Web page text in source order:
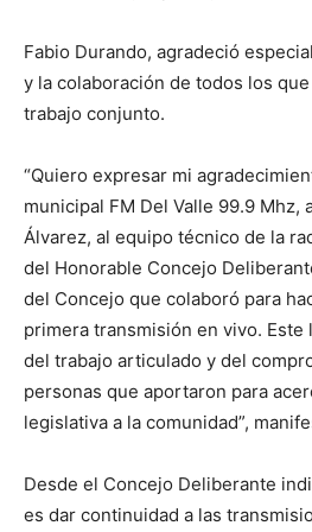
Fabio Durando, agradeció
y la colaboración de todos los
trabajo conjunto.
“Quiero expresar mi
municipal FM Del Valle 99.9 Mhz,
Álvarez, al equipo técnico de la
del Honorable Concejo
del Concejo que colaboró para
primera transmisión en vivo.
del trabajo articulado y del
personas que aportaron para
legislativa a la comunidad”,
Desde el Concejo Deliberante
es dar continuidad a las